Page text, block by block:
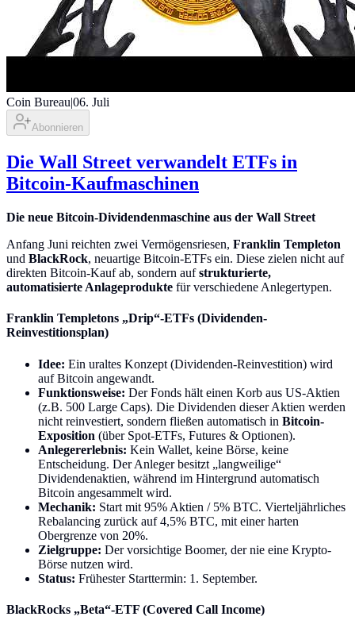
Coin Bureau|06. Juli
Abonnieren
Die Wall Street verwandelt ETFs in
Bitcoin-Kaufmaschinen
Die neue Bitcoin-Dividendenmaschine aus der Wall Street
Anfang Juni reichten zwei Vermögensriesen, Franklin Templeton
und BlackRock, neuartige Bitcoin-ETFs ein. Diese zielen nicht auf
direkten Bitcoin-Kauf ab, sondern aufstrukturierte,
automatisierte Anlageprodukte für verschiedene Anlegertypen.
Franklin Templetons „Drip“-ETFs (Dividenden-
Reinvestitionsplan)
Idee: Ein uraltes Konzept (Dividenden-Reinvestition) wird
auf Bitcoin angewandt.
Funktionsweise: Der Fonds hält einen Korb aus US-Aktien
(z.B. 500 Large Caps). Die Dividenden dieser Aktien werden
nicht reinvestiert, sondern fließen automatisch in Bitcoin-
Exposition (über Spot-ETFs, Futures & Optionen).
Anlegererlebnis: Kein Wallet, keine Börse, keine
Entscheidung. Der Anleger besitzt „langweilige“
Dividendenaktien, während im Hintergrund automatisch
Bitcoin angesammelt wird.
Mechanik: Start mit 95% Aktien / 5% BTC. Vierteljährliches
Rebalancing zurück auf 4,5% BTC, mit einer harten
Obergrenze von 20%.
Zielgruppe: Der vorsichtige Boomer, der nie eine Krypto-
Börse nutzen wird.
Status: Frühester Starttermin: 1. September.
BlackRocks „Beta“-ETF (Covered Call Income)